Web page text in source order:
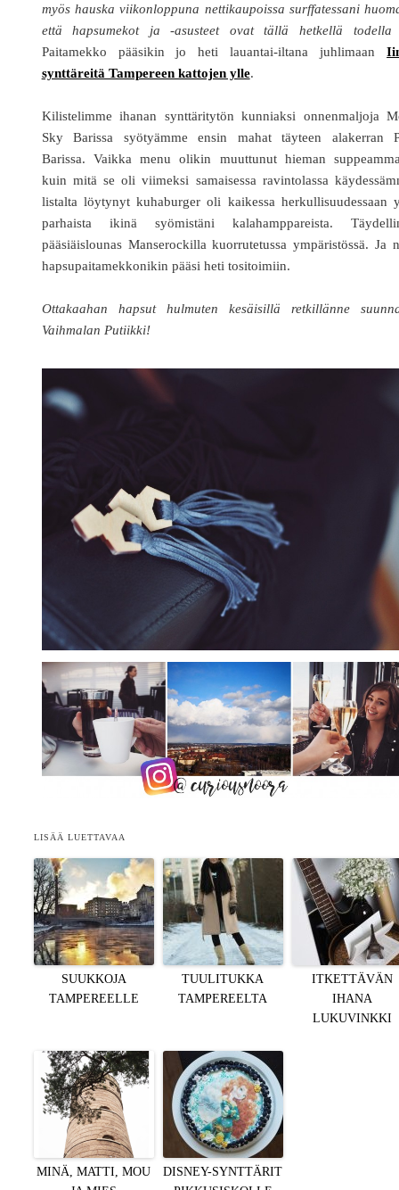
myös hauska viikonloppuna nettikaupoissa surffatessani
että hapsumekot ja -asusteet ovat tällä hetkellä
Paitamekko pääsikin jo heti lauantai-iltana juhlimaan
synttäreitä Tampereen kattojen ylle.
Kilistelimme ihanan synttäritytön kunniaksi onnenmaljoja
Sky Barissa syötyämme ensin mahat täyteen alakerran
Barissa. Vaikka menu olikin muuttunut hieman
kuin mitä se oli viimeksi samaisessa ravintolassa
listalta löytynyt kuhaburger oli kaikessa herkullisuudessaan
parhaista ikinä syömistäni kalahamppareista.
pääsiäislounas Manserockilla kuorrutetussa ympäristössä. Ja
hapsupaitamekkonikin pääsi heti tositoimiin.
Ottakaahan hapsut hulmuten kesäisillä retkillänne
Vaihmalan Putiikki!
LISÄÄ LUETTAVAA
SUUKKOJA
TAMPEREELLE
TUULITUKKA
TAMPEREELTA
ITKETTÄVÄN
IHANA
LUKUVINKKI
MINÄ, MATTI, MOU
DISNEY-SYNTTÄRIT